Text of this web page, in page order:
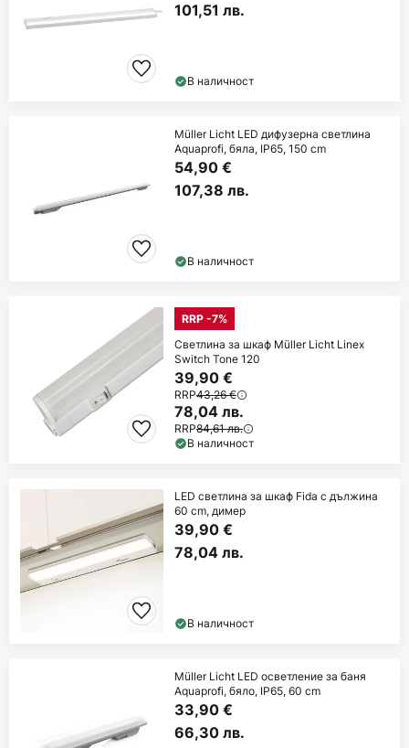
101,51 лв.
В наличност
Müller Licht LED дифузерна светлина
Aquaprofi, бяла, IP65, 150 cm
54,90 €
107,38 лв.
В наличност
RRP -7%
Светлина за шкаф Müller Licht Linex
Switch Tone 120
39,90 €
RRP43,26 €
78,04 лв.
RRP84,61 лв.
В наличност
LED светлина за шкаф Fida с дължина
60 cm, димер
39,90 €
78,04 лв.
В наличност
Müller Licht LED осветление за баня
Aquaprofi, бяло, IP65, 60 cm
33,90 €
66,30 лв.